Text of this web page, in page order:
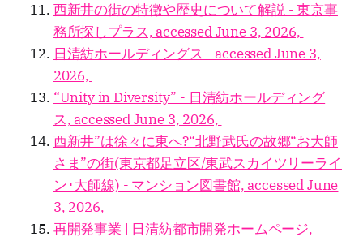
西新井の街の特徴や歴史について解説 - 東京事
務所探しプラス, accessed June 3, 2026,
日清紡ホールディングス - accessed June 3,
2026,
“Unity in Diversity” - 日清紡ホールディング
ス, accessed June 3, 2026,
西新井”は徐々に東へ?“北野武氏の故郷“お大師
さま”の街(東京都足立区/東武スカイツリーライ
ン･大師線) - マンション図書館, accessed June
3, 2026,
再開発事業 | 日清紡都市開発ホームページ,